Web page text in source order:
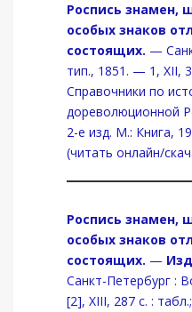
Роспись знамен,
особых знаков
состоящих. —
тип., 1851. — 1, XII,
Справочники по
дореволюционной
2-е изд. М.: Книга,
(читать онлайн/
Роспись знамен,
особых знаков
состоящих. —
Санкт-Петербург :
[2], XIII, 287 с. :